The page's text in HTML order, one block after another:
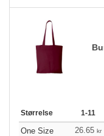
Størrelse 1-11
One Size 26.65 kr